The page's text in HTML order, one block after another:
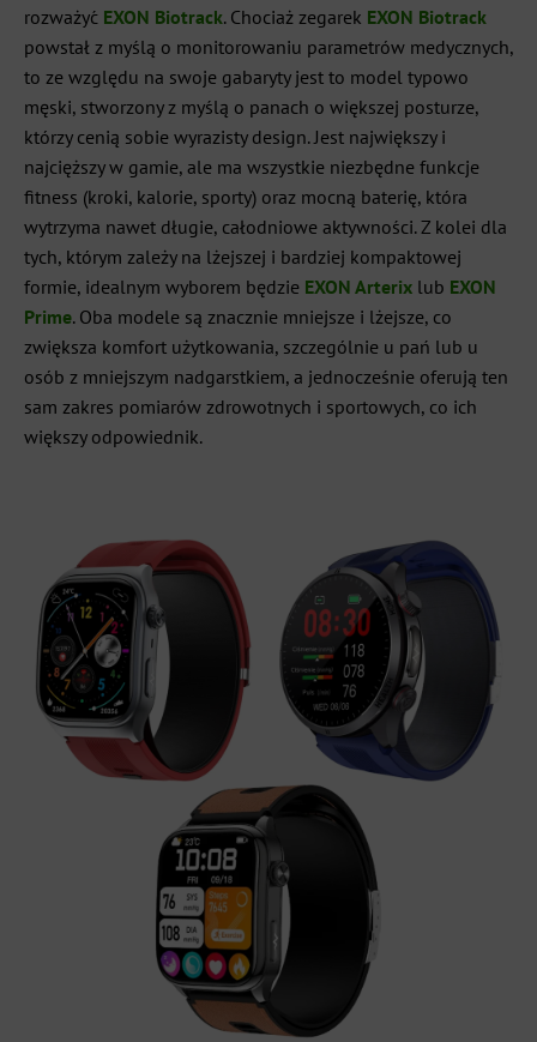
rozważyć EXON Biotrack. Chociaż zegarek EXON Biotrack
powstał z myślą o monitorowaniu parametrów medycznych,
to ze względu na swoje gabaryty jest to model typowo
męski, stworzony z myślą o panach o większej posturze,
którzy cenią sobie wyrazisty design. Jest największy i
najcięższy w gamie, ale ma wszystkie niezbędne funkcje
fitness (kroki, kalorie, sporty) oraz mocną baterię, która
wytrzyma nawet długie, całodniowe aktywności. Z kolei dla
tych, którym zależy na lżejszej i bardziej kompaktowej
formie, idealnym wyborem będzie EXON Arterix lub EXON
Prime. Oba modele są znacznie mniejsze i lżejsze, co
zwiększa komfort użytkowania, szczególnie u pań lub u
osób z mniejszym nadgarstkiem, a jednocześnie oferują ten
sam zakres pomiarów zdrowotnych i sportowych, co ich
większy odpowiednik.